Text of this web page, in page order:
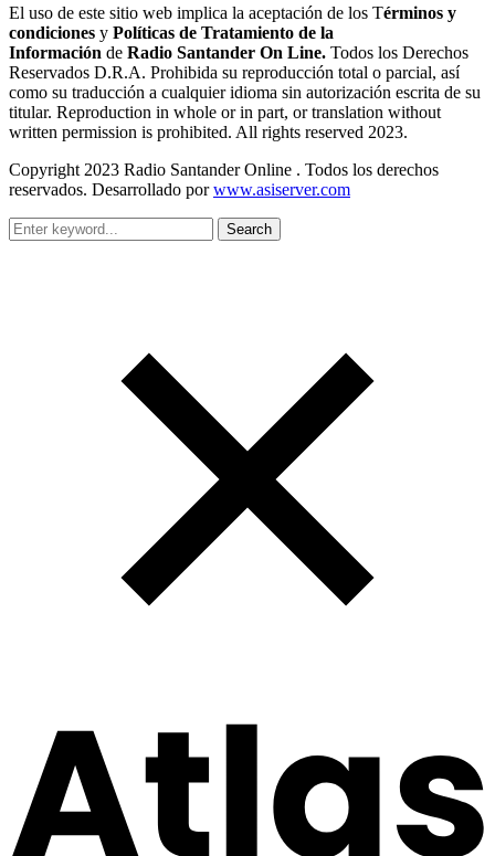
El uso de este sitio web implica la aceptación de los Términos y
condiciones y Políticas de Tratamiento de la
Información de Radio Santander On Line. Todos los Derechos
Reservados D.R.A. Prohibida su reproducción total o parcial, así
como su traducción a cualquier idioma sin autorización escrita de su
titular. Reproduction in whole or in part, or translation without
written permission is prohibited. All rights reserved 2023.
Copyright 2023 Radio Santander Online . Todos los derechos
reservados. Desarrollado porwww.asiserver.com
Search